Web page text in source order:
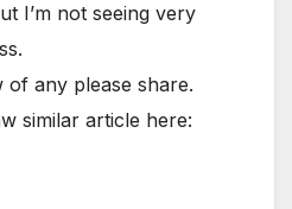
I’m not seeing very
any please share.
similar article here: